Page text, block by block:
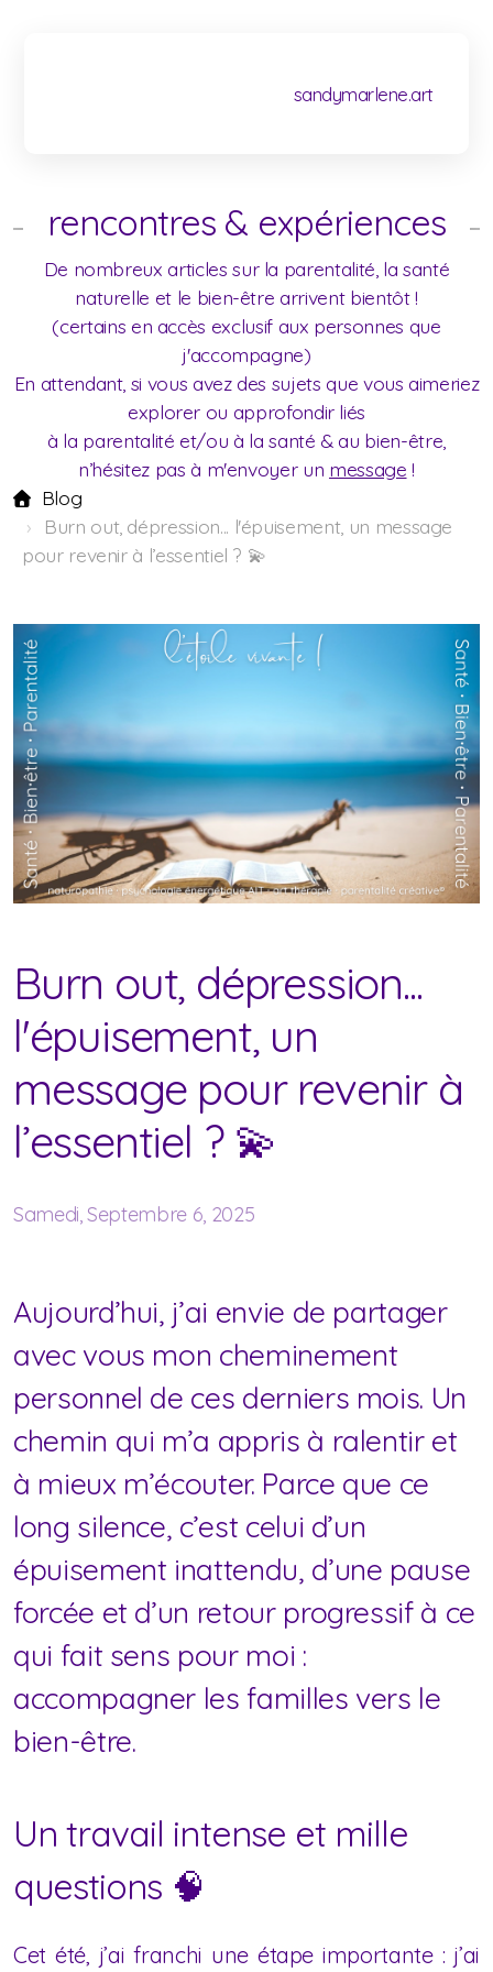
sandymarlene.art
rencontres & expériences
De nombreux articles sur la parentalité, la santé
naturelle et le bien-être arrivent bientôt !
(certains en accès exclusif aux personnes que
j'accompagne)
En attendant, si vous avez des sujets que vous aimeriez
explorer ou approfondir liés
à la parentalité et/ou à la santé & au bien-être,
n’hésitez pas à m'envoyer un message !
Blog
Burn out, dépression... l'épuisement, un message
pour revenir à l’essentiel ? 💫
Burn out, dépression...
l'épuisement, un
message pour revenir à
l’essentiel ? 💫
Samedi, Septembre 6, 2025
Aujourd’hui, j’ai envie de partager
avec vous mon cheminement
personnel de ces derniers mois. Un
chemin qui m’a appris à ralentir et
à mieux m’écouter. Parce que ce
long silence, c’est celui d’un
épuisement inattendu, d’une pause
forcée et d’un retour progressif à ce
qui fait sens pour moi :
accompagner les familles vers le
bien-être.
Un travail intense et mille
questions 🧠
Cet été, j’ai franchi une étape importante : j’ai